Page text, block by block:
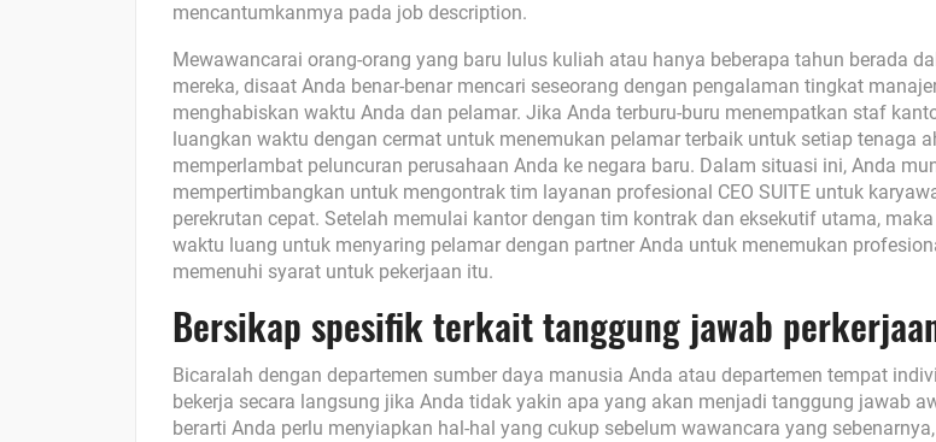
mencantumkanmya pada job description.
Mewawancarai orang-orang yang baru lulus kuliah atau hanya beberapa tahun berada
mereka, disaat Anda benar-benar mencari seseorang dengan pengalaman tingkat
menghabiskan waktu Anda dan pelamar. Jika Anda terburu-buru menempatkan staf
luangkan waktu dengan cermat untuk menemukan pelamar terbaik untuk setiap tenaga
memperlambat peluncuran perusahaan Anda ke negara baru. Dalam situasi ini, Anda
mempertimbangkan untuk mengontrak tim layanan profesional CEO SUITE untuk
perekrutan cepat. Setelah memulai kantor dengan tim kontrak dan eksekutif utama,
waktu luang untuk menyaring pelamar dengan partner Anda untuk menemukan
memenuhi syarat untuk pekerjaan itu.
Bersikap spesifik terkait tanggung jawab
Bicaralah dengan departemen sumber daya manusia Anda atau departemen tempat
bekerja secara langsung jika Anda tidak yakin apa yang akan menjadi tanggung jawab
berarti Anda perlu menyiapkan hal-hal yang cukup sebelum wawancara yang